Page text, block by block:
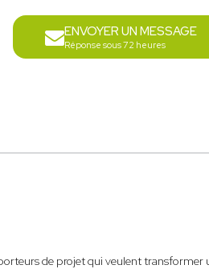
ENVOYER UN MESSAGE
Réponse sous 72 heures
de projet qui veulent transformer